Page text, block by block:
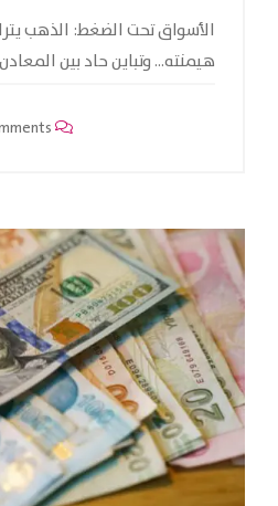
الأسواق تحت الضغط: الذهب
هيمنته… وتباين حاد بين